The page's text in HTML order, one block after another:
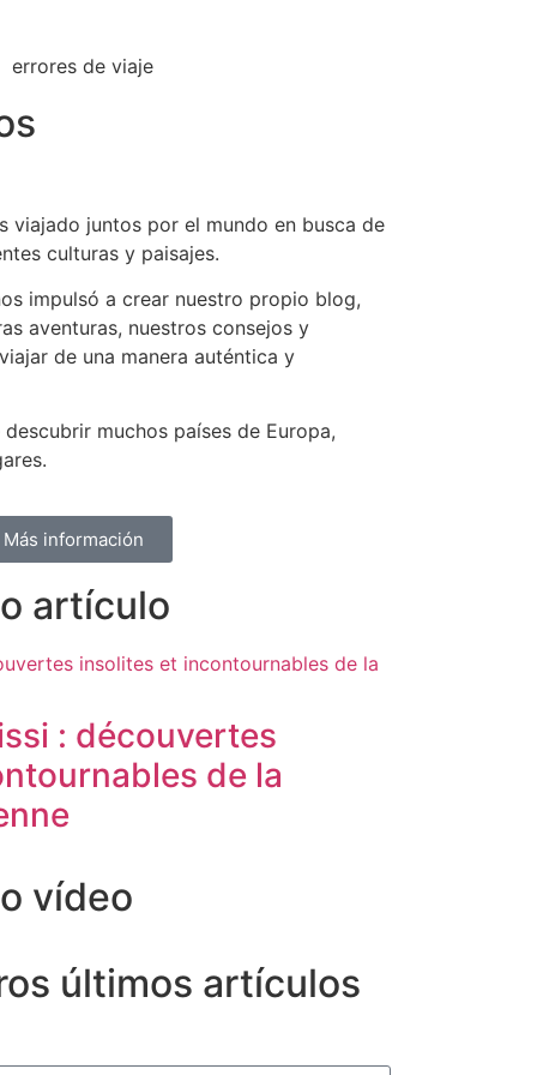
viajado juntos por el mundo en busca de
culturas y paisajes.
impulsó a crear nuestro propio blog,
aventuras, nuestros consejos y
de una manera auténtica y
muchos países de Europa,
Más información
artículo
: découvertes
de la
vídeo
últimos artículos